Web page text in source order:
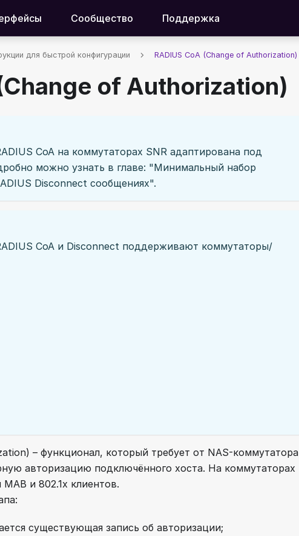
Сообщество Поддержка
для быстрой конфигурации RADIUS CoA (Change of Authorization)
of Authorization)
CoA на коммутаторах SNR адаптирована под
можно узнать в главе: "Минимальный набор
Disconnect сообщениях".
CoA и Disconnect поддерживают коммутаторы/
– функционал, который требует от NAS-коммутатора
авторизацию подключённого хоста. На коммутаторах
и 802.1x клиентов.
существующая запись об авторизации;